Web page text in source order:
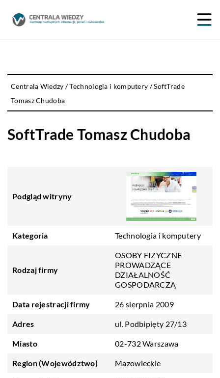
Centrala Wiedzy /Technologia i komputery /SoftTrade
Tomasz Chudoba
SoftTrade Tomasz Chudoba
Podgląd witryny
Kategoria Technologia i komputery
Rodzaj firmy
OSOBY FIZYCZNE
PROWADZĄCE
DZIAŁALNOŚĆ
GOSPODARCZĄ
Data rejestracji firmy 26 sierpnia 2009
Adres ul. Podbipięty 27/13
Miasto 02-732 Warszawa
Region (Województwo) Mazowieckie